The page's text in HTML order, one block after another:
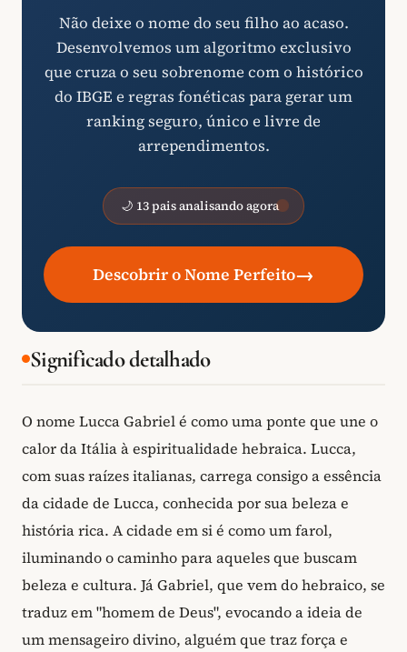
Não deixe o nome do seu filho ao acaso.
Desenvolvemos um algoritmo exclusivo
que cruza o seu sobrenome com o histórico
do IBGE e regras fonéticas para gerar um
ranking seguro, único e livre de
arrependimentos.
🌙 13 pais analisando agora
Descobrir o Nome Perfeito→
Significado detalhado
O nome Lucca Gabriel é como uma ponte que une o
calor da Itália à espiritualidade hebraica. Lucca,
com suas raízes italianas, carrega consigo a essência
da cidade de Lucca, conhecida por sua beleza e
história rica. A cidade em si é como um farol,
iluminando o caminho para aqueles que buscam
beleza e cultura. Já Gabriel, que vem do hebraico, se
traduz em "homem de Deus", evocando a ideia de
um mensageiro divino, alguém que traz força e